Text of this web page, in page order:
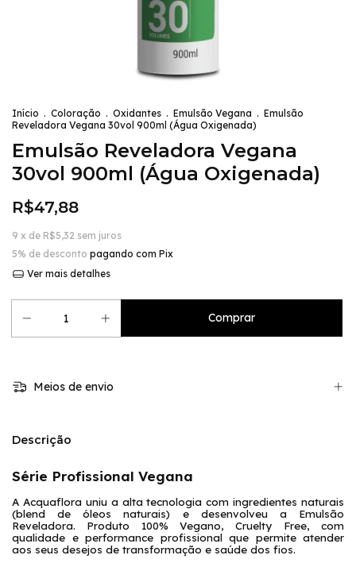
Início . Coloração . Oxidantes . Emulsão Vegana . Emulsão
Reveladora Vegana 30vol 900ml (Água Oxigenada)
Emulsão Reveladora Vegana
30vol 900ml (Água Oxigenada)
R$47,88
9 x de R$5,32 sem juros
5% de desconto pagando com Pix
Ver mais detalhes
Meios de envio
Descrição
Série Profissional Vegana
A Acquaflora uniu a alta tecnologia com ingredientes naturais
(blend de óleos naturais) e desenvolveu a Emulsão
Reveladora. Produto 100% Vegano, Cruelty Free, com
qualidade e performance profissional que permite atender
aos seus desejos de transformação e saúde dos fios.